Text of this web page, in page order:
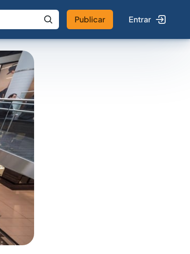
Buscar no Jus
Publicar Entrar